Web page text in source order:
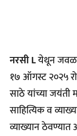
नरसी Lयेथून
१७ ऑगस्ट २०२५
साठे यांच्या जयंती
साहित्यिक व
व्याख्यान